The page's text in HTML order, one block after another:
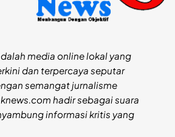
media online lokal yang
dan terpercaya seputar
semangat jurnalisme
hadir sebagai suara
informasi kritis yang